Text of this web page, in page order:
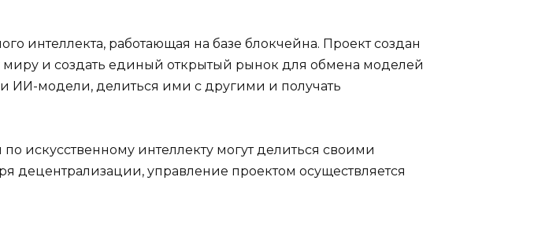
интеллекта, работающая на базе блокчейна. Проект создан
миру и создать единый открытый рынок для обмена моделей
ИИ-модели, делиться ими с другими и получать
искусственному интеллекту могут делиться своими
децентрализации, управление проектом осуществляется